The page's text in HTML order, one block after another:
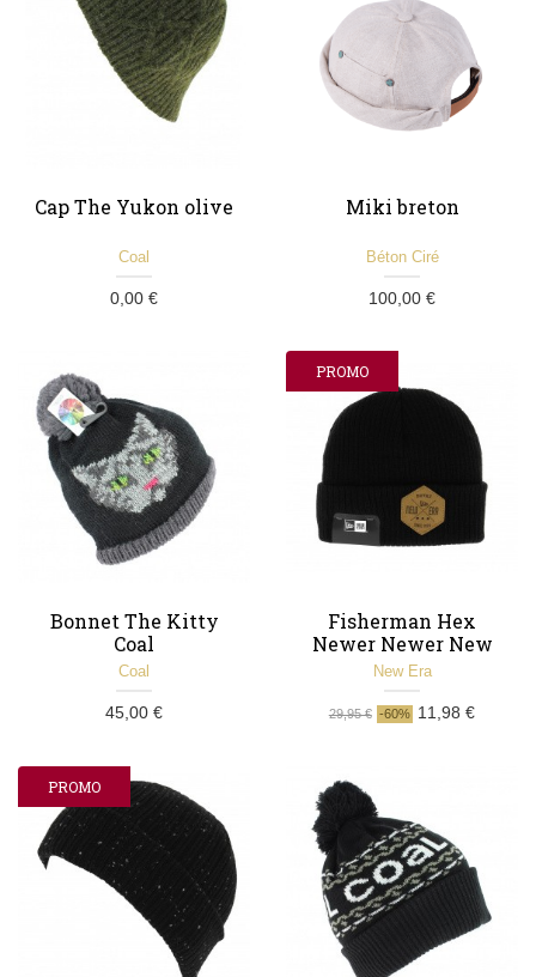
Cap The Yukon olive
Coal
0,00 €
Miki breton
Béton Ciré
100,00 €
Bonnet The Kitty
Coal
Coal
45,00 €
PROMO
Fisherman Hex
Newer Newer New
Era Hat Black
New Era
29,95 € -60% 11,98 €
PROMO